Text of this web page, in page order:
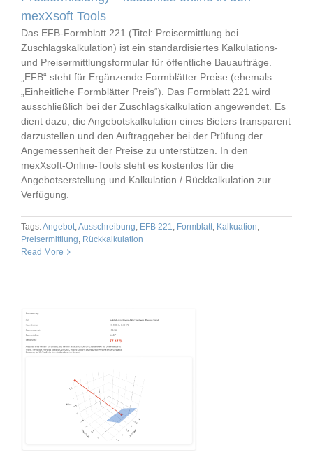
mexXsoft Tools
Das EFB-Formblatt 221 (Titel: Preisermittlung bei
Zuschlagskalkulation) ist ein standardisiertes Kalkulations-
und Preisermittlungsformular für öffentliche Bauaufträge.
„EFB“ steht für Ergänzende Formblätter Preise (ehemals
„Einheitliche Formblätter Preis“). Das Formblatt 221 wird
ausschließlich bei der Zuschlagskalkulation angewendet. Es
dient dazu, die Angebotskalkulation eines Bieters transparent
darzustellen und den Auftraggeber bei der Prüfung der
Angemessenheit der Preise zu unterstützen. In den
mexXsoft-Online-Tools steht es kostenlos für die
Angebotserstellung und Kalkulation / Rückkalkulation zur
Verfügung.
Tags:Angebot,Ausschreibung, EFB 221, Formblatt, Kalkuation,
Preisermittlung, Rückkalkulation
Read More